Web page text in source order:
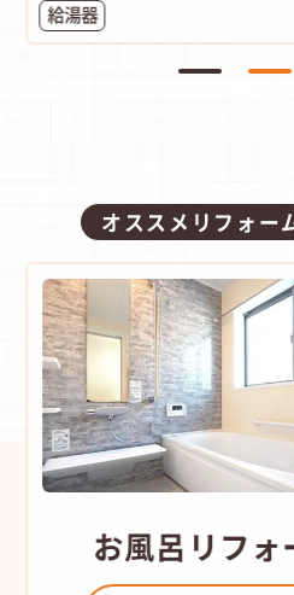
給湯器
オススメリフォー
お風呂 リフォ